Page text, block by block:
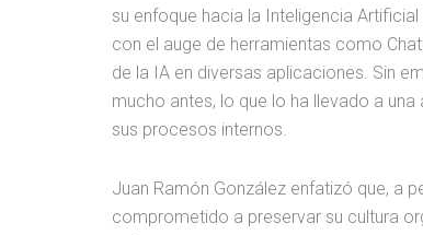
su enfoque hacia la Inteligencia
con el auge de herramientas como
de la IA en diversas aplicaciones. Sin
mucho antes, lo que lo ha llevado a
sus procesos internos.
Juan Ramón González enfatizó que, a
comprometido a preservar su cultura